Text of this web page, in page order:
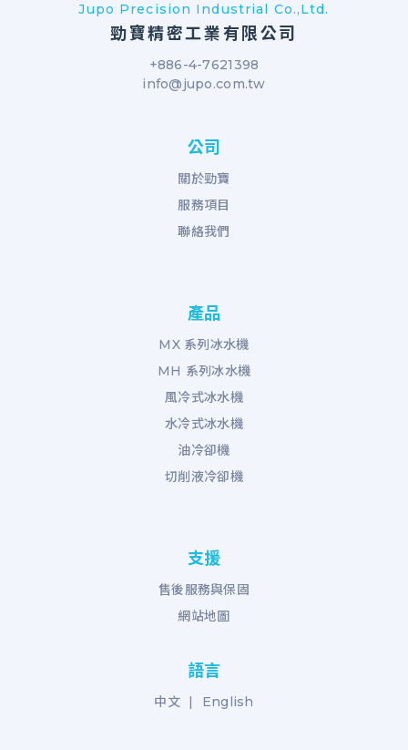
Jupo Precision Industrial Co.,Ltd.
勁寶精密工業有限公司
+886-4-7621398
info@jupo.com.tw
公司
關於勁寶
服務項目
聯絡我們
產品
MX 系列冰水機
MH 系列冰水機
風冷式冰水機
水冷式冰水機
油冷卻機
切削液冷卻機
支援
售後服務與保固
網站地圖
語言
中文 | English